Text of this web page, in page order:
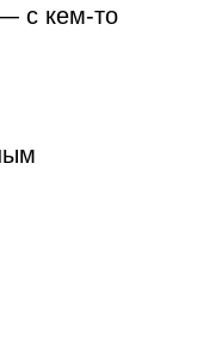
с кем-то